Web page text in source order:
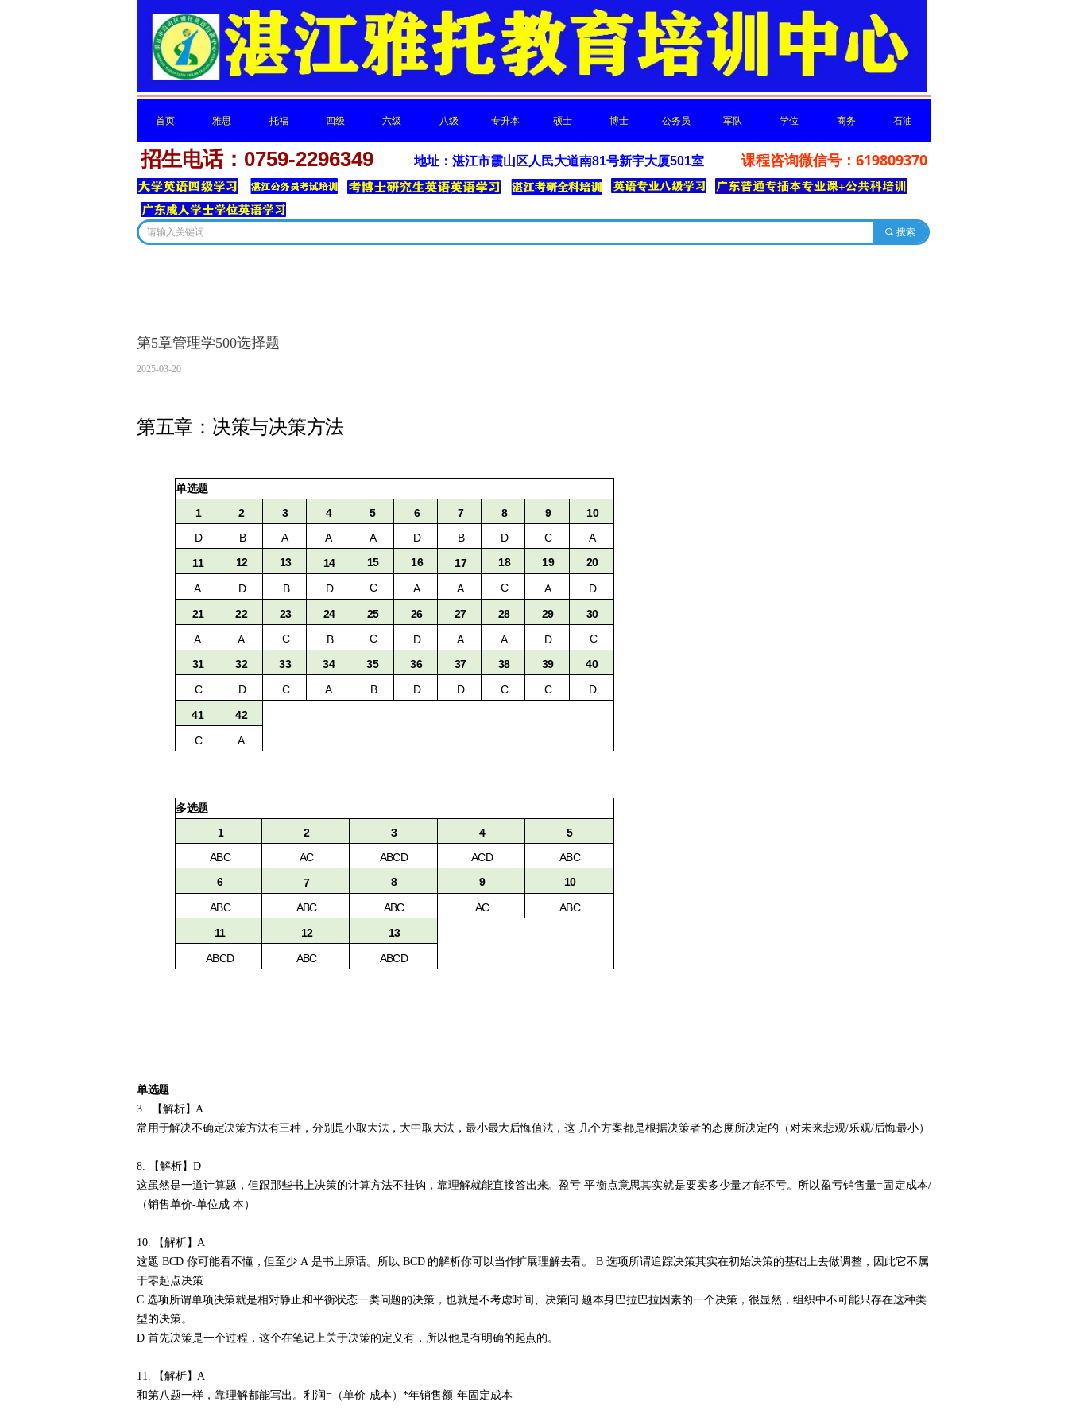
首页
首页
雅思
雅思
托福
托福
四级
四级
六级 八级
八级
专升本
专升本
硕士
硕士
博士
博士
公务员
公务员
军队
军队
学位
学位
商务
商务
石油
石油
招生电话：0759-2296349 课程咨询微信号：619809370
地址：湛江市霞山区人民大道南81号新宇大厦501室
끠 搜索
新闻中心
第5章管理学500选择题
2025-03-20
第五章：决策与决策方法
单选题
1 2 3 4 5 6 7 8 9
10
D
B A A A D B D C
A
11
12 13 14 15 16 17 18 19 20
A D B D C A A C A
D
21
22 23 24 25 26 27 28 29
30
A
A C B C D A A D C
31 32 33 34 35 36 37 38 39
40
C
D C A B D D C C D
41 42
C A
多选题
1 2 3 4
5
ABC
AC ABCD ACD
ABC
6
7 8 9 10
ABC ABC ABC AC
ABC
11
12
13
ABCD
ABC ABCD
单选题
3. 【解析】A
常用于解决不确定决策方法有三种，分别是小取大法，大中取大法，最小最大后悔值法，这 几个方案都是根据决策者的态度所决定的（对未来悲观/乐观/后悔最小）
8. 【解析】 D
这虽然是一道计算题，但跟那些书上决策的计算方法不挂钩，靠理解就能直接答出来。盈亏 平衡点意思其实就是要卖多少量才能不亏。所以盈亏销售量=固定成本/
（销售单价-单位成 本）
10. 【解析】A
这题 BCD 你可能看不懂，但至少 A 是书上原话。所以 BCD 的解析你可以当作扩展理解去看。 B 选项所谓追踪决策其实在初始决策的基础上去做调整，因此它不属
于零起点决策
C 选项所谓单项决策就是相对静止和平衡状态一类问题的决策，也就是不考虑时间、决策问 题本身巴拉巴拉因素的一个决策，很显然，组织中不可能只存在这种类
型的决策。
D 首先决策是一个过程，这个在笔记上关于决策的定义有，所以他是有明确的起点的。
11. 【解析】A
和第八题一样，靠理解都能写出。利润=（单价-成本）*年销售额-年固定成本
这里有最新的公司动态，这里有最新的网站设计、移动端设计、网页相关内容与你分享